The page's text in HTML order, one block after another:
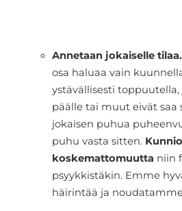
Annetaan jokaiselle tilaa.
osa haluaa vain
ystävällisesti
päälle tai muut eivät saa
jokaisen puhua
puhu vasta sitten.
koskemattomuutta niin
psyykkistäkin. Emme
häirintää ja